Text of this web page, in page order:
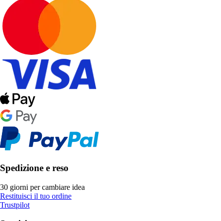
Spedizione e reso
30 giorni per cambiare idea
Restituisci il tuo ordine
Trustpilot